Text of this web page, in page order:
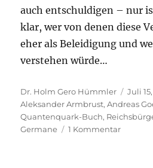
auch entschuldigen – nur
klar, wer von denen diese
eher als Beleidigung und
verstehen würde…
Autor
Dr. Holm Gero Hümmler
am
Juli
Aleksander Armbrust,Andreas
Quantenquark-Buch,
Germane
1 Kommentarzu